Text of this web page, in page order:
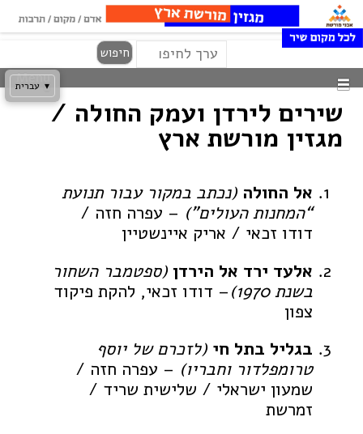
to
content
Search חיפוש
Menu
שירים לירדן ועמק החולה /
מגזין מורשת ארץ
אל החולה(נכתב במקור עבור תנועת
“המחנות העולים”) – עפרה חזה /
דודו זכאי / אריק איינשטיין
אלעד ירד אל הירדן(ספטמבר השחור
בשנת 1970)
– דודו זכאי, להקת פיקוד
צפון
בגליל בתל חי (לזכרם של יוסף
טרומפלדור וחבריו) – עפרה חזה /
שמעון ישראלי / שלישית שריד /
זמרשת
עברית ▾